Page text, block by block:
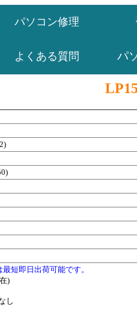
パソコン修理
よくある質問 パ
短即日出荷可能です。
)
し